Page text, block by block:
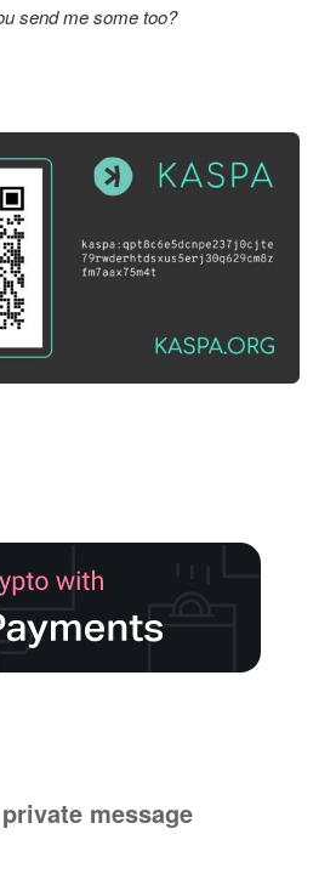
send me some too?
message